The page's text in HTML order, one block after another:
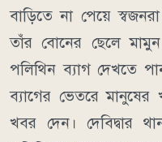
বাড়িতে না পেয়ে
তাঁর বোনের ছেলে
পলিথিন ব্যাগ দেখতে
ব্যাগের ভেতরে মানুষের
খবর দেন। দেবিদ্বার